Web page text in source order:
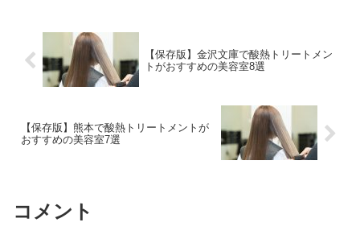
【保存版】金沢文庫で酸熱トリートメン
トがおすすめの美容室8選
【保存版】熊本で酸熱トリートメントが
おすすめの美容室7選
コメント